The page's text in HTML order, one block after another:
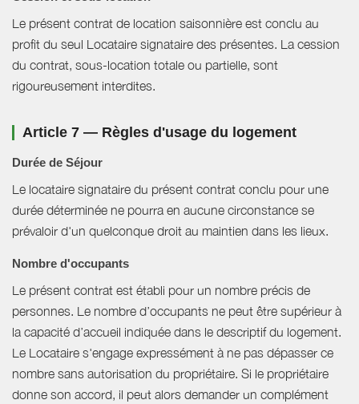
Le présent contrat de location saisonnière est conclu au
profit du seul Locataire signataire des présentes. La cession
du contrat, sous-location totale ou partielle, sont
rigoureusement interdites.
Article 7 — Règles d'usage du logement
Durée de Séjour
Le locataire signataire du présent contrat conclu pour une
durée déterminée ne pourra en aucune circonstance se
prévaloir d'un quelconque droit au maintien dans les lieux.
Nombre d'occupants
Le présent contrat est établi pour un nombre précis de
personnes. Le nombre d’occupants ne peut être supérieur à
la capacité d’accueil indiquée dans le descriptif du logement.
Le Locataire s'engage expressément à ne pas dépasser ce
nombre sans autorisation du propriétaire. Si le propriétaire
donne son accord, il peut alors demander un complément